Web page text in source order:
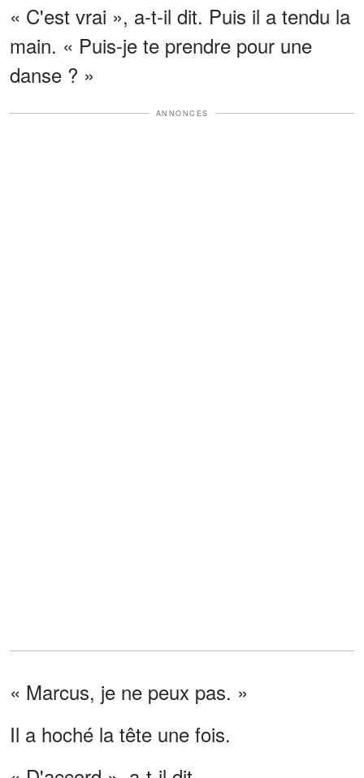
« C'est vrai », a-t-il dit. Puis il a tendu la
main. « Puis-je te prendre pour une
danse ? »
ANNONCES
« Marcus, je ne peux pas. »
Il a hoché la tête une fois.